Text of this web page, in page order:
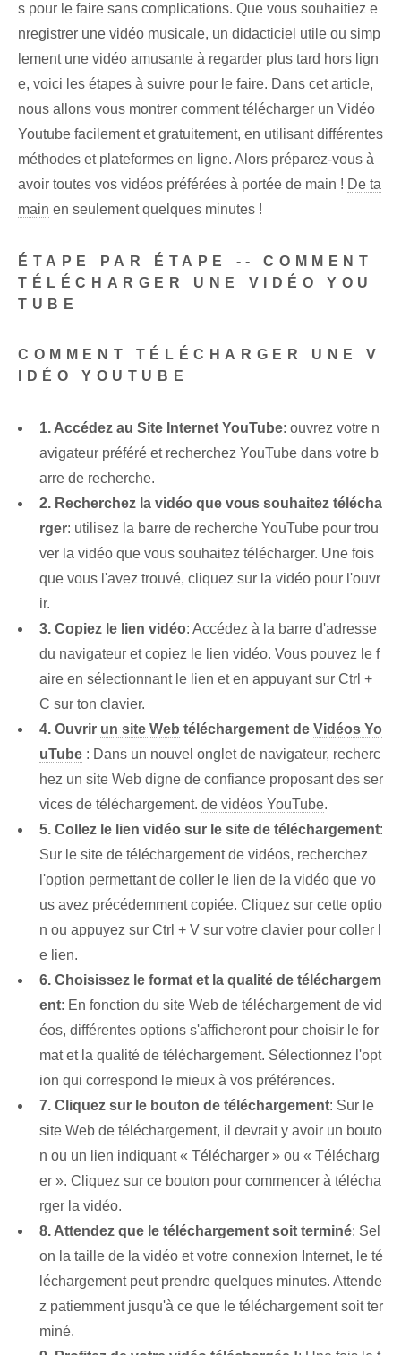
s pour le faire sans complications. Que vous souhaitiez e
nregistrer une vidéo musicale, un didacticiel utile ou simp
lement une vidéo amusante à regarder plus tard hors lign
e, voici les étapes à suivre pour le faire. Dans cet article,
nous allons vous montrer comment télécharger un Vidéo
Youtube facilement et gratuitement, en utilisant différentes
méthodes et plateformes en ligne. Alors préparez-vous à
avoir toutes vos vidéos préférées à portée de main ! De ta
main en seulement quelques minutes !
ÉTAPE PAR ÉTAPE -- COMMENT
TÉLÉCHARGER UNE VIDÉO YOU
TUBE
COMMENT TÉLÉCHARGER UNE V
IDÉO YOUTUBE
1. Accédez au Site Internet YouTube: ouvrez votre n
avigateur préféré et recherchez YouTube dans votre b
arre de recherche.
2. Recherchez la vidéo que vous souhaitez télécha
rger: utilisez la barre de recherche YouTube pour trou
ver la vidéo que vous souhaitez télécharger. Une fois
que vous l'avez trouvé, cliquez sur la vidéo pour l'ouvr
ir.
3. Copiez le lien vidéo: Accédez à la barre d'adresse
du navigateur et copiez le lien vidéo. Vous pouvez le f
aire en sélectionnant le lien et en appuyant sur Ctrl +
C sur ton clavier.
4. Ouvrir un site Web téléchargement de Vidéos Yo
uTube : Dans un nouvel onglet de navigateur, recherc
hez un site Web digne de confiance proposant des ser
vices de téléchargement. de vidéos YouTube.
5. Collez le lien vidéo sur le site de téléchargement:
Sur le site de téléchargement de vidéos, recherchez
l'option permettant de coller le lien de la vidéo que vo
us avez précédemment copiée. Cliquez sur cette optio
n ou appuyez sur Ctrl + V sur votre clavier pour coller l
e lien.
6. Choisissez le format et la qualité de téléchargem
ent: En fonction du site Web de téléchargement de vid
éos, différentes options s'afficheront pour choisir le for
mat et la qualité de téléchargement. Sélectionnez l'opt
ion qui correspond le mieux à vos préférences.
7. Cliquez sur le bouton de téléchargement: Sur le
site Web de téléchargement, il devrait y avoir un bouto
n ou un lien indiquant « Télécharger » ou « Télécharg
er ». Cliquez sur ce bouton pour commencer à télécha
rger la vidéo.
8. Attendez que le téléchargement soit terminé: Sel
on la taille de la vidéo et votre connexion Internet, le té
léchargement peut prendre quelques minutes. Attende
z patiemment jusqu'à ce que le téléchargement soit ter
miné.